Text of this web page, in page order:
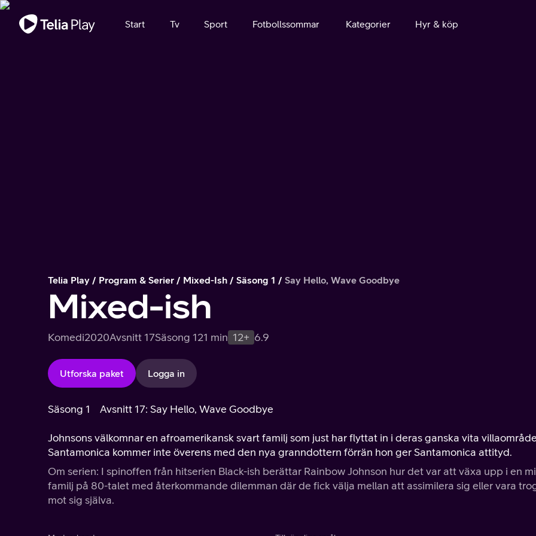
Viktigt meddelande
Start Tv Sport Fotbollssommar Kategorier Hyr & köp
Telia Play Program & Serier Mixed-Ish Säsong 1 Say Hello, Wave Goodbye
Mixed-ish
Komedi2020Avsnitt 17Säsong 121 min 12+ 6.9
Utforska paket Logga in
Säsong 1 Avsnitt 17: Say Hello, Wave Goodbye
Johnsons välkomnar en afroamerikansk svart familj som just har flyttat in i deras ganska vita
Santamonica kommer inte överens med den nya granndottern förrän hon ger Santamonica attityd.
Om serien: I spinoffen från hitserien Black-ish berättar Rainbow Johnson hur det var att växa upp i en
familj på 80-talet med återkommande dilemman där de fick välja mellan att assimilera sig eller vara
mot sig själva.